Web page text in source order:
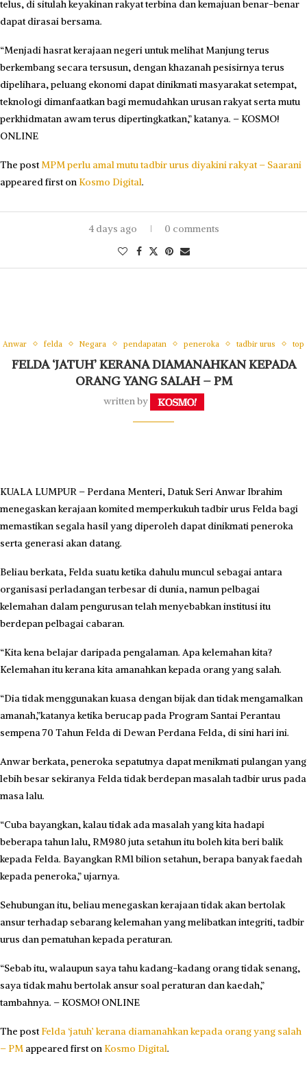
telus, di situlah keyakinan rakyat terbina dan kemajuan benar-benar
dapat dirasai bersama.
“Menjadi hasrat kerajaan negeri untuk melihat Manjung terus
berkembang secara tersusun, dengan khazanah pesisirnya terus
dipelihara, peluang ekonomi dapat dinikmati masyarakat setempat,
teknologi dimanfaatkan bagi memudahkan urusan rakyat serta mutu
perkhidmatan awam terus dipertingkatkan,” katanya. – KOSMO!
ONLINE
The postMPM perlu amal mutu tadbir urus diyakini rakyat – Saarani
appeared first on Kosmo Digital.
4 days ago 0 comments
Anwar felda Negara pendapatan peneroka tadbir urus top
FELDA ‘JATUH’ KERANA DIAMANAHKAN KEPADA
ORANG YANG SALAH – PM
written by
KUALA LUMPUR – Perdana Menteri, Datuk Seri Anwar Ibrahim
menegaskan kerajaan komited memperkukuh tadbir urus Felda bagi
memastikan segala hasil yang diperoleh dapat dinikmati peneroka
serta generasi akan datang.
Beliau berkata, Felda suatu ketika dahulu muncul sebagai antara
organisasi perladangan terbesar di dunia, namun pelbagai
kelemahan dalam pengurusan telah menyebabkan institusi itu
berdepan pelbagai cabaran.
“Kita kena belajar daripada pengalaman. Apa kelemahan kita?
Kelemahan itu kerana kita amanahkan kepada orang yang salah.
“Dia tidak menggunakan kuasa dengan bijak dan tidak mengamalkan
amanah,”katanya ketika berucap pada Program Santai Perantau
sempena 70 Tahun Felda di Dewan Perdana Felda, di sini hari ini.
Anwar berkata, peneroka sepatutnya dapat menikmati pulangan yang
lebih besar sekiranya Felda tidak berdepan masalah tadbir urus pada
masa lalu.
“Cuba bayangkan, kalau tidak ada masalah yang kita hadapi
beberapa tahun lalu, RM980 juta setahun itu boleh kita beri balik
kepada Felda. Bayangkan RM1 bilion setahun, berapa banyak faedah
kepada peneroka,” ujarnya.
Sehubungan itu, beliau menegaskan kerajaan tidak akan bertolak
ansur terhadap sebarang kelemahan yang melibatkan integriti, tadbir
urus dan pematuhan kepada peraturan.
“Sebab itu, walaupun saya tahu kadang-kadang orang tidak senang,
saya tidak mahu bertolak ansur soal peraturan dan kaedah,”
tambahnya. – KOSMO! ONLINE
The postFelda ‘jatuh’ kerana diamanahkan kepada orang yang salah
– PM appeared first on Kosmo Digital.